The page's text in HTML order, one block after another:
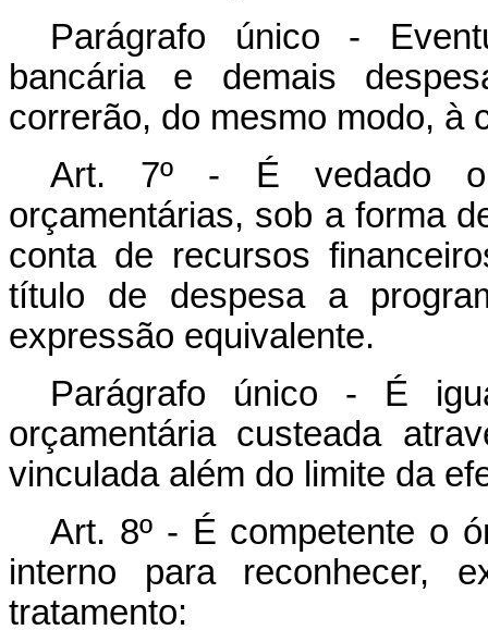
Parágrafo único -
bancária e demais
correrão, do mesmo modo, à
Art. 7º - É vedado o
orçamentárias, sob a forma
conta de recursos
título de despesa a
expressão equivalente.
Parágrafo único - É
orçamentária custeada
vinculada além do limite da
Art. 8º - É competente o
interno para reconhecer,
tratamento: